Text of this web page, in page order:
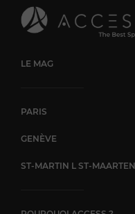
de Paris, créant des souvenirs
du Noti Club est à la
personnaliser et
garantir le succès de chaque projet. Que
idéal pour vivre une
inoubliable. Contactez dès aujourd'hui le Noti Club pour
Lumière.
LE MAG
PARIS
GENÈVE
ST-MARTIN L ST-MAARTEN